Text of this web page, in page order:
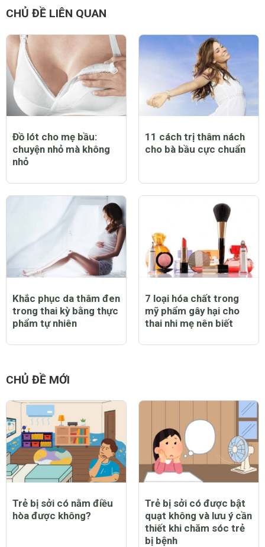
CHỦ ĐỀ LIÊN QUAN
Đồ lót cho mẹ bầu:
chuyện nhỏ mà không
nhỏ
11 cách trị thâm nách
cho bà bầu cực chuẩn
Khắc phục da thâm đen
trong thai kỳ bằng thực
phẩm tự nhiên
7 loại hóa chất trong
mỹ phẩm gây hại cho
thai nhi mẹ nên biết
CHỦ ĐỀ MỚI
Trẻ bị sởi có nằm điều
hòa được không?
Trẻ bị sởi có được bật
quạt không và lưu ý cần
thiết khi chăm sóc trẻ
bị bệnh